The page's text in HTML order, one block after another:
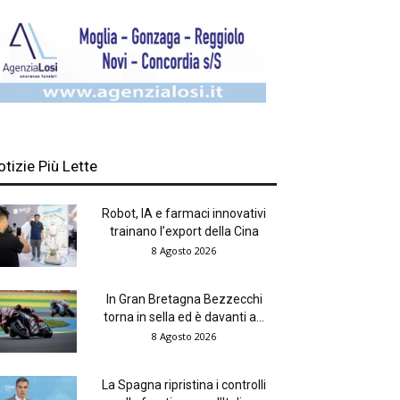
Più Lette
Robot, IA e farmaci innovativi
trainano l’export della Cina
8 Agosto 2026
In Gran Bretagna Bezzecchi
torna in sella ed è davanti a...
8 Agosto 2026
La Spagna ripristina i controlli